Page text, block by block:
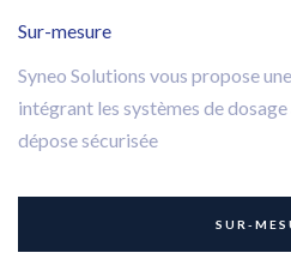
Sur-mesure
Syneo Solutions vous propose
intégrant les systèmes de
dépose sécurisée
SUR-